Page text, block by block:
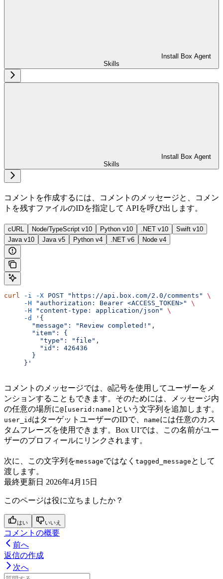
Install Box Agent
Skills
Install Box Agent
Skills
コメントを作成するには、コメントのメッセージと、コメン
トを残すファイルのIDを指定して APIを呼び出します。
cURL Node/TypeScript v10 Python v10 .NET v10
Swift v10
Java v10
Java v5 Python v4 .NET v6 Node v4
curl -i -X POST "https://api.box.com/2.0/comments"
\
     -H
"authorization: Bearer <ACCESS_TOKEN>"
\
     -H
"content-type: application/json"
\
     -d
'{
       "message": "Review completed!",
       "item": {
         "type": "file",
         "id": 426436
       }
     }'
コメントのメッセージでは、 @記号を使用してユーザーをメ
ンションすることもできます。そのためには、メッセージ内
の任意の場所に@[userid:name] という文字列を追加します。
user_id はターゲットユーザーのIDで、 nameには任意のカス
タムフレーズを使用できます。Box UIでは、この名前がユー
ザーのプロフィールにリンクされます。
次に、この文字列をmessageではなく tagged_message として
渡します。
最終更新日 2026年4月15日
このページは役に立ちましたか？
はい いいえ
コメントの概要
前へ
返信の作成
次へ